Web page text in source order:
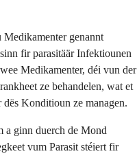
genannt
fir parasitäär Infektiounen
Medikamenter, déi vun der
ze behandelen, wat et
Konditioun ze managen.
a ginn duerch de Mond
vum Parasit stéiert fir